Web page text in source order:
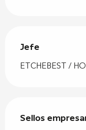
Jefe
Jefe
ETCHEBEST /
Sellos
Sellos